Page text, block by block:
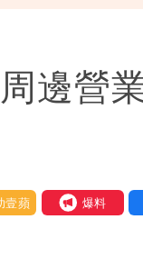
否則就跟對手
邊營
蘋 我要爆料